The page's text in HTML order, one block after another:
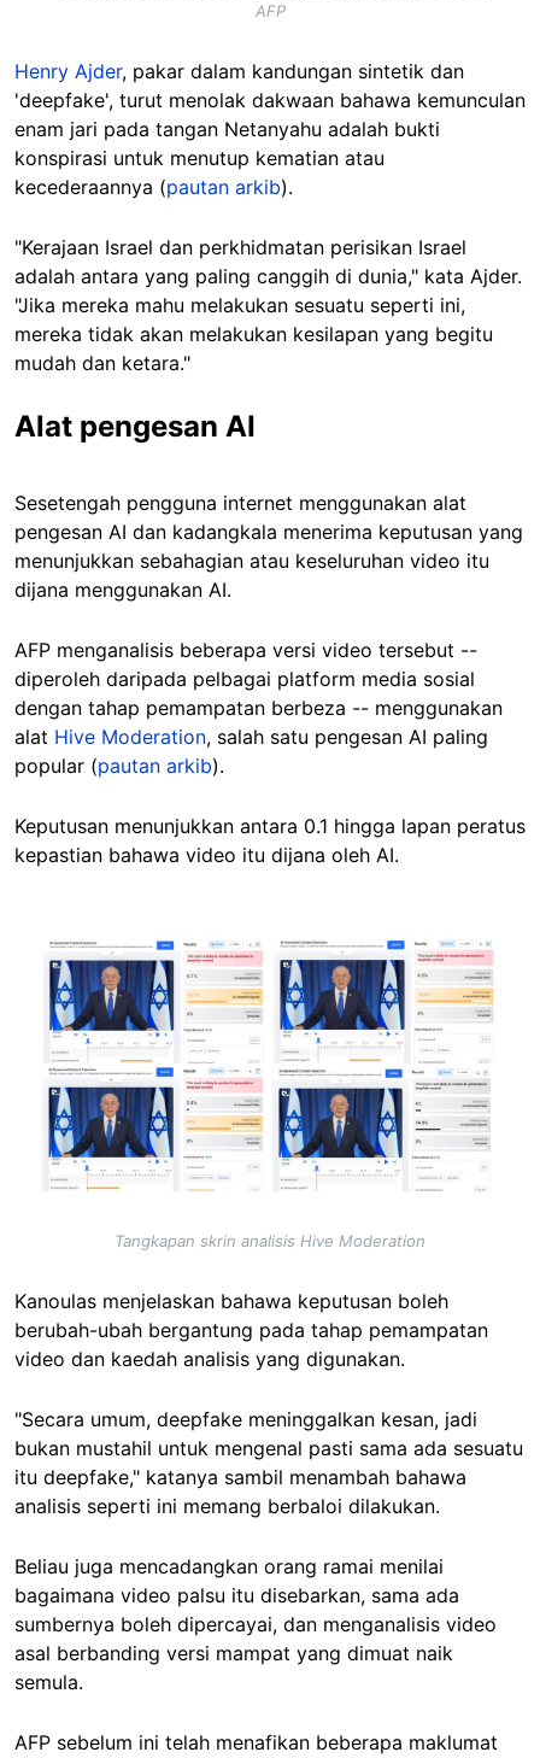
AFP
Henry Ajder, pakar dalam kandungan sintetik dan
'deepfake', turut menolak dakwaan bahawa kemunculan
enam jari pada tangan Netanyahu adalah bukti
konspirasi untuk menutup kematian atau
kecederaannya (pautan arkib).
"Kerajaan Israel dan perkhidmatan perisikan Israel
adalah antara yang paling canggih di dunia," kata Ajder.
"Jika mereka mahu melakukan sesuatu seperti ini,
mereka tidak akan melakukan kesilapan yang begitu
mudah dan ketara."
Alat pengesan AI
Sesetengah pengguna internet menggunakan alat
pengesan AI dan kadangkala menerima keputusan yang
menunjukkan sebahagian atau keseluruhan video itu
dijana menggunakan AI.
AFP menganalisis beberapa versi video tersebut --
diperoleh daripada pelbagai platform media sosial
dengan tahap pemampatan berbeza -- menggunakan
alat Hive Moderation, salah satu pengesan AI paling
popular (pautan arkib).
Keputusan menunjukkan antara 0.1 hingga lapan peratus
kepastian bahawa video itu dijana oleh AI.
Image
Tangkapan skrin analisis Hive Moderation
Kanoulas menjelaskan bahawa keputusan boleh
berubah-ubah bergantung pada tahap pemampatan
video dan kaedah analisis yang digunakan.
"Secara umum, deepfake meninggalkan kesan, jadi
bukan mustahil untuk mengenal pasti sama ada sesuatu
itu deepfake," katanya sambil menambah bahawa
analisis seperti ini memang berbaloi dilakukan.
Beliau juga mencadangkan orang ramai menilai
bagaimana video palsu itu disebarkan, sama ada
sumbernya boleh dipercayai, dan menganalisis video
asal berbanding versi mampat yang dimuat naik
semula.
AFP sebelum ini telah menafikan beberapa maklumat